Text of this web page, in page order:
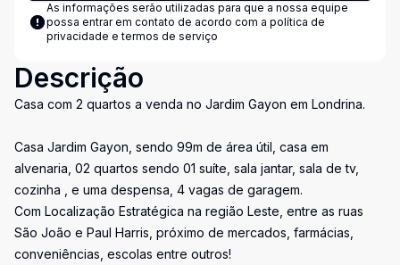
As informações serão utilizadas para que a nossa equipe
possa entrar em contato de acordo com a política de
privacidade e termos de serviço
Descrição
Casa com 2 quartos a venda no Jardim Gayon em Londrina.
Casa Jardim Gayon, sendo 99m de área útil, casa em
alvenaria, 02 quartos sendo 01 suíte, sala jantar, sala de tv,
cozinha , e uma despensa, 4 vagas de garagem.
Com Localização Estratégica na região Leste, entre as ruas
São João e Paul Harris, próximo de mercados, farmácias,
conveniências, escolas entre outros!